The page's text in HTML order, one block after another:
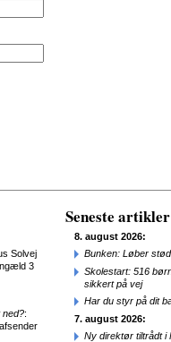
Solvej
3
ned?:
Seneste artikler
8. august 2026:
Bunken: Løber
Skolestart: 516
sikkert på vej
Har du styr på dit
7. august 2026:
Ny direktør tiltrådt i